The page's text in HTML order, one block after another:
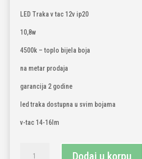
LED Traka v tac 12v ip20
10,8w
4500k – toplo bijela boja
na metar prodaja
garancija 2 godine
led traka dostupna u svim bojama
v-tac 14-16lm
Dodaj u korpu